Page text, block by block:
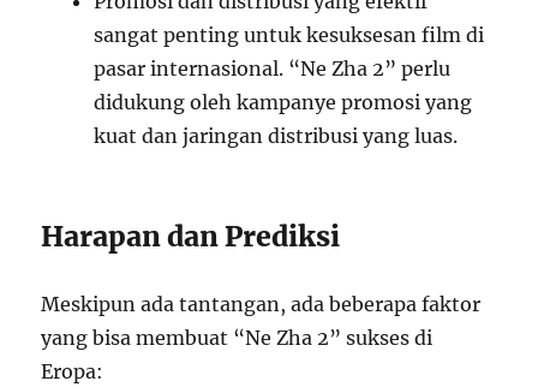
sangat penting untuk kesuksesan film di
pasar internasional. “Ne Zha 2” perlu
didukung oleh kampanye promosi yang
kuat dan jaringan distribusi yang luas.
Harapan dan Prediksi
Meskipun ada tantangan, ada beberapa faktor
yang bisa membuat “Ne Zha 2” sukses di
Eropa: